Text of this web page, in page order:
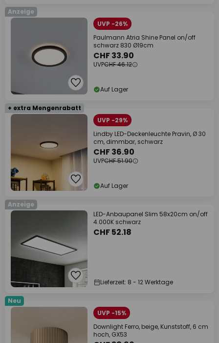
Anzeige
UVP -26%
Paulmann Atria Shine Panel on/off
schwarz 830 Ø19cm
CHF 33.90
UVPCHF 46.12
Auf Lager
+ extra Mengenrabatt
UVP -29%
Lindby LED-Deckenleuchte Pravin, Ø 30
cm, dimmbar, schwarz
CHF 36.90
UVPCHF 51.90
Auf Lager
Anzeige
LED-Anbaupanel Slim 58x20cm on/off
4.000K schwarz
CHF 52.18
Lieferzeit: 8 - 12 Werktage
Neu
UVP -15%
Downlight Ferro, beige, Kunststoff, 6 cm
hoch, GX53